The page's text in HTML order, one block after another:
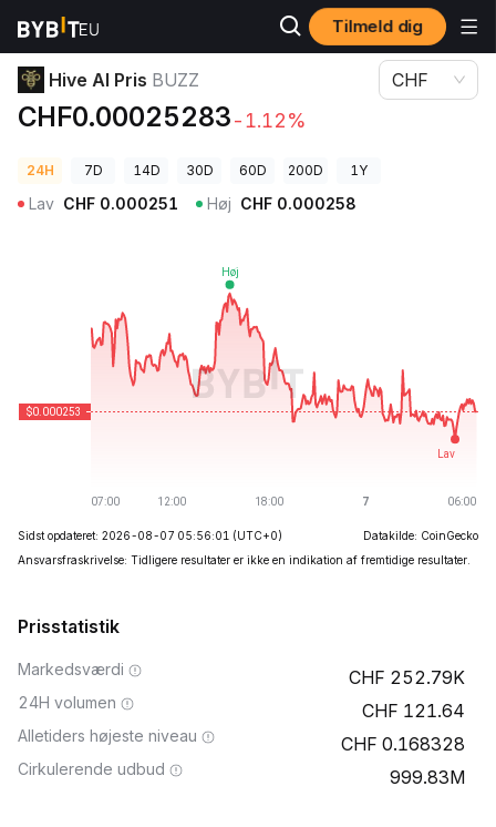
Tilmeld dig
Kryptopriser
Hive AI Pris BUZZ
CHF0.00025283-1.12%
CHF
24H 7D 14D 30D 60D 200D 1Y
Lav CHF 0.000251 Høj CHF 0.000258
Sidst opdateret: 2026-08-07 05:56:01 (UTC+0)
Datakilde: CoinGecko
Ansvarsfraskrivelse: Tidligere resultater er ikke en indikation af fremtidige resultater.
Prisstatistik
Markedsværdi 252.79K
24H volumen 121.64
Alletiders højeste niveau 0.168328
Cirkulerende udbud 999.83M